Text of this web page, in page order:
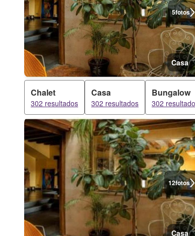
5fotos
Casa
Chalet
302 resultados
Casa
302 resultados
Bungalow
302
12fotos
Casa